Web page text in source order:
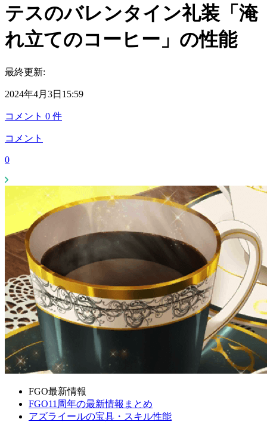
テスのバレンタイン礼装「淹
れ立てのコーヒー」の性能
最終更新:
2024年4月3日15:59
コメント 0 件
コメント
0
FGO最新情報
FGO11周年の最新情報まとめ
アズライールの宝具・スキル性能